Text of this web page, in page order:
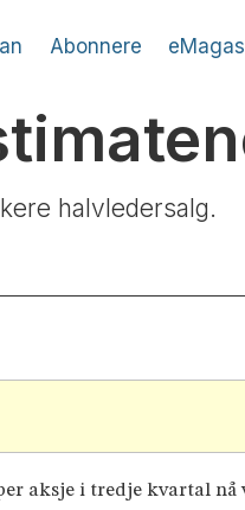
Abonnere
halvledersalg.
aksje i tredje kvartal